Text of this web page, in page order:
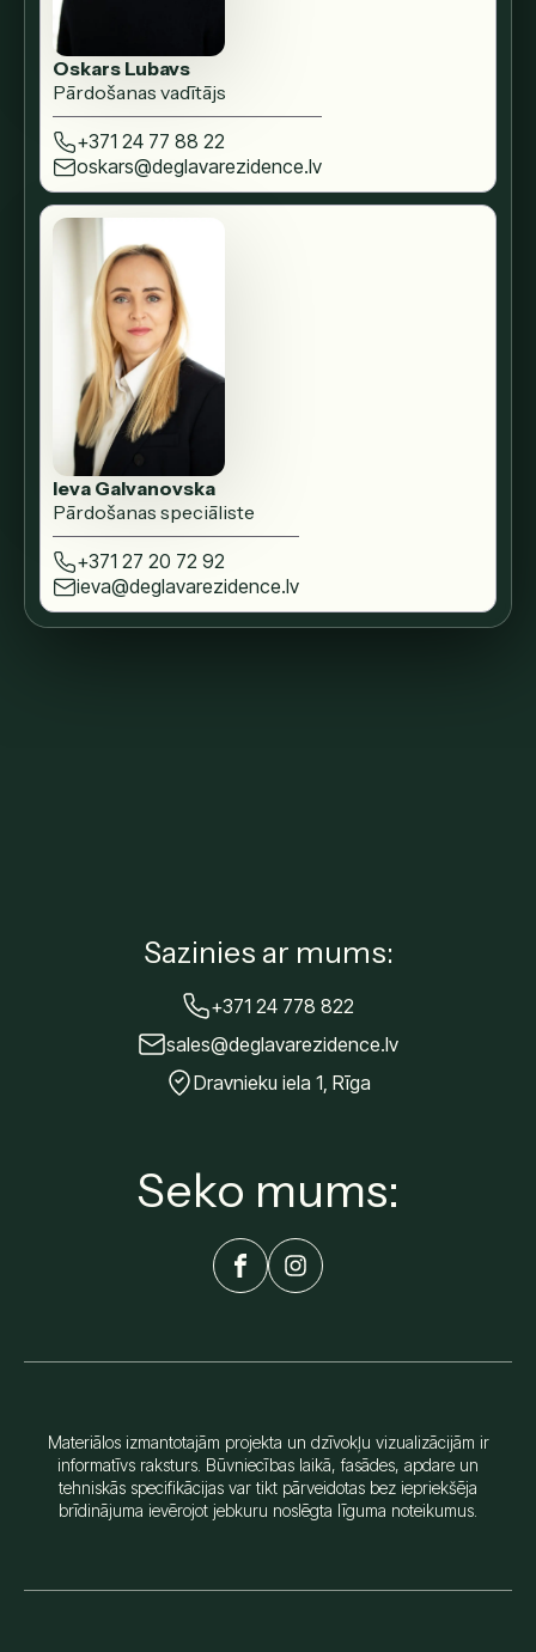
Oskars Lubavs
Pārdošanas vadītājs
+371 24 77 88 22
oskars@deglavarezidence.lv
Ieva Galvanovska
Pārdošanas speciāliste
+371 27 20 72 92
ieva@deglavarezidence.lv
Sazinies ar mums:
+371 24 778 822
sales@deglavarezidence.lv
Dravnieku iela 1, Rīga
Seko mums:
Materiālos izmantotajām projekta un dzīvokļu vizualizācijām ir
informatīvs raksturs. Būvniecības laikā, fasādes, apdare un
tehniskās specifikācijas var tikt pārveidotas bez iepriekšēja
brīdinājuma ievērojot jebkuru noslēgta līguma noteikumus.